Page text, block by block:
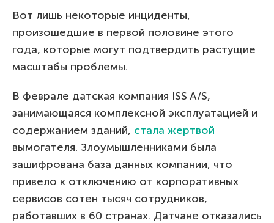
Вот лишь некоторые инциденты,
произошедшие в первой половине этого
года, которые могут подтвердить растущие
масштабы проблемы.
В феврале датская компания ISS A/S,
занимающаяся комплексной эксплуатацией и
содержанием зданий, стала жертвой
вымогателя. Злоумышленниками была
зашифрована база данных компании, что
привело к отключению от корпоративных
сервисов сотен тысяч сотрудников,
работавших в 60 странах. Датчане отказались